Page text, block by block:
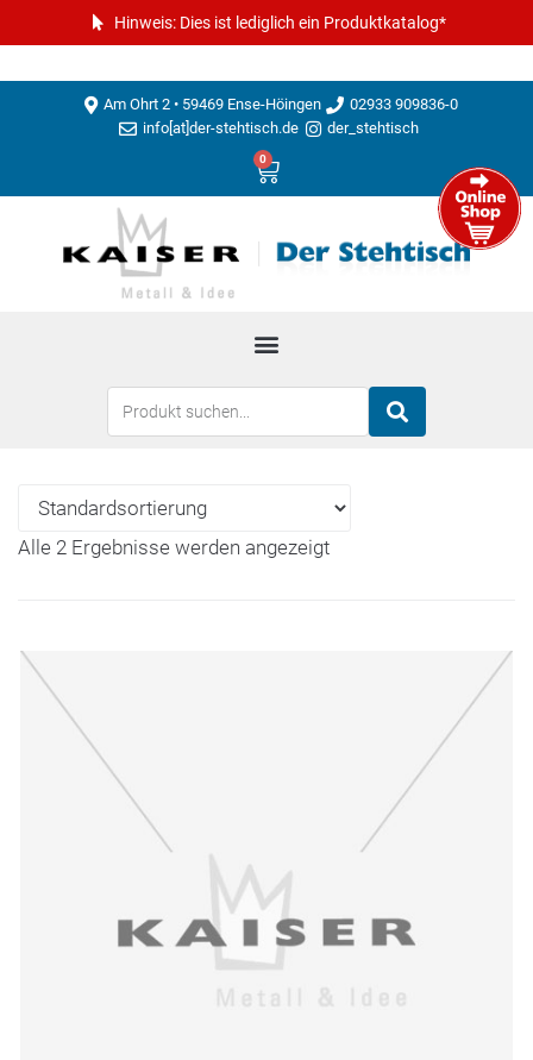
Hinweis: Dies ist lediglich ein Produktkatalog*
Am Ohrt 2 • 59469 Ense-Höingen
02933 909836-0
info[at]der-stehtisch.de
der_stehtisch
0
Alle 2 Ergebnisse werden angezeigt